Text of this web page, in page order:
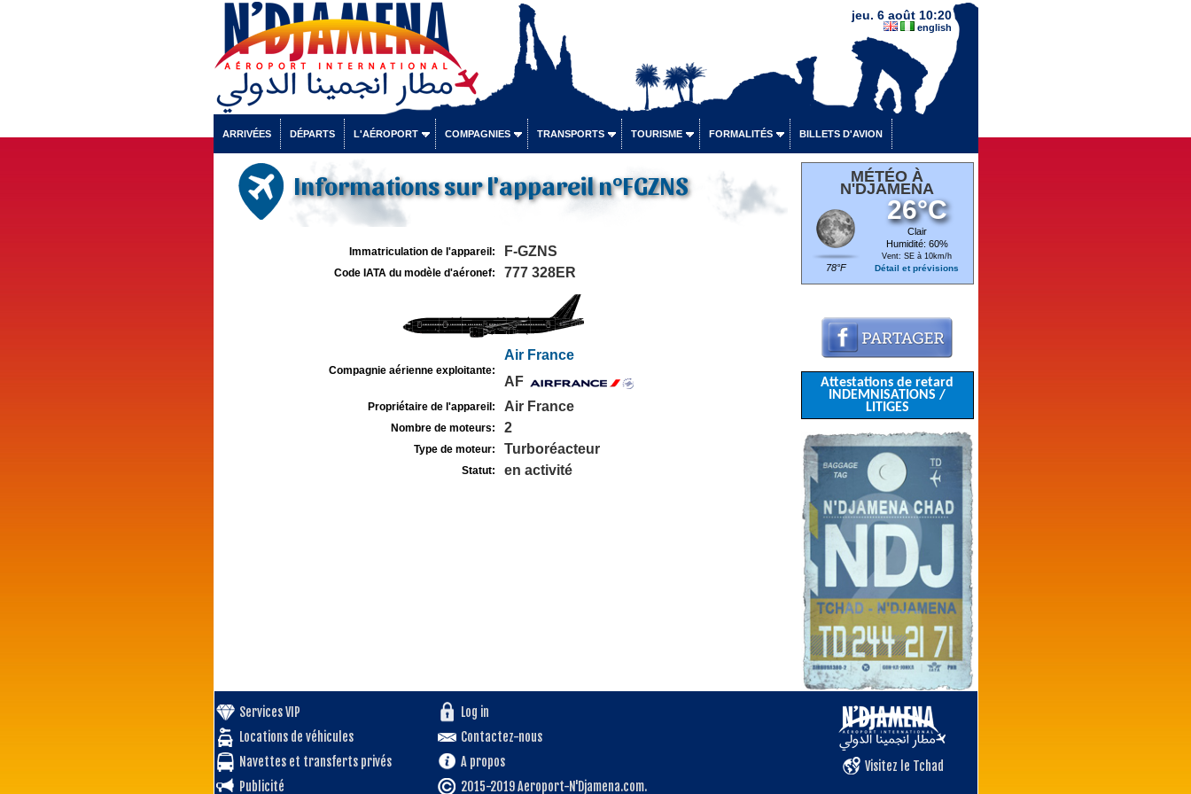
jeu. 6 août 10:20
english
ARRIVÉES DÉPARTS L'AÉROPORT COMPAGNIES TRANSPORTS TOURISME FORMALITÉS BILLETS D'AVION
Informations sur l'appareil n°FGZNS
Immatriculation de l'appareil: F-GZNS
Code IATA du modèle d'aéronef: 777 328ER
Compagnie aérienne exploitante:
Air France
AF
Propriétaire de l'appareil: Air France
Nombre de moteurs: 2
Type de moteur: Turboréacteur
Statut: en activité
MÉTÉO À
N'DJAMENA
78°F
26°C
Clair
Humidité: 60%
Vent: SE à 10km/h
Détail et prévisions
Attestations de retard
INDEMNISATIONS /
LITIGES
Services VIP
Locations de véhicules
Navettes et transferts privés
Publicité
Log in
Contactez-nous
A propos
2015-2019 Aeroport-N'Djamena.com.
Visitez le Tchad